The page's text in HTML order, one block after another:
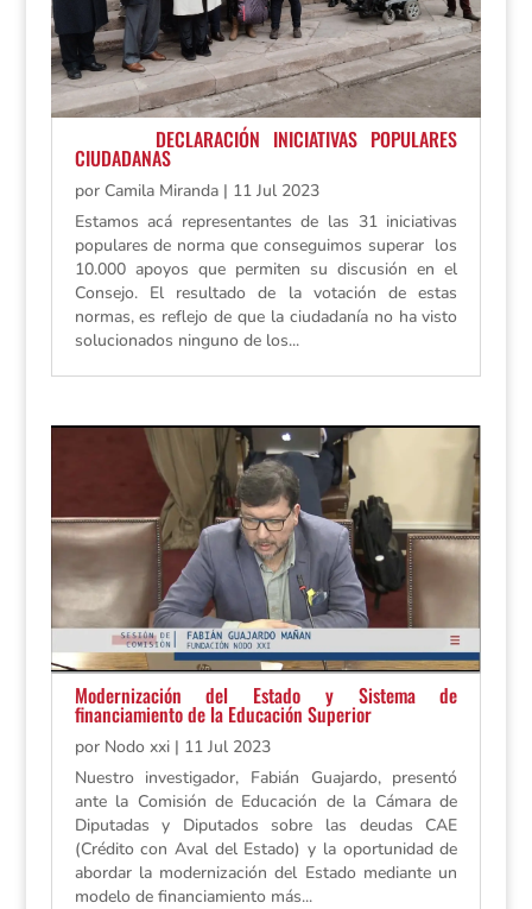
DECLARACIÓN INICIATIVAS POPULARES
CIUDADANAS
por Camila Miranda| 11 Jul 2023
Estamos acá representantes de las 31 iniciativas
populares de norma que conseguimos superar los
10.000 apoyos que permiten su discusión en el
Consejo. El resultado de la votación de estas
normas, es reflejo de que la ciudadanía no ha visto
solucionados ninguno de los...
Modernización del Estado y Sistema de
financiamiento de la Educación Superior
por Nodo xxi| 11 Jul 2023
Nuestro investigador, Fabián Guajardo, presentó
ante la Comisión de Educación de la Cámara de
Diputadas y Diputados sobre las deudas CAE
(Crédito con Aval del Estado) y la oportunidad de
abordar la modernización del Estado mediante un
modelo de financiamiento más...